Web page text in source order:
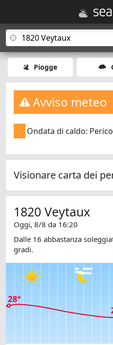
Piogge
Avviso meteo
Ondata di caldo:
Visionare carta dei
1820 Veytaux
Oggi, 8/8 da 16:20
Dalle 16 abbastanza
gradi.